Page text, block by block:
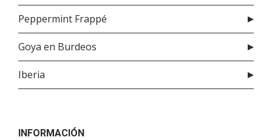
Peppermint Frappé
Goya en Burdeos
Iberia
INFORMACIÓN